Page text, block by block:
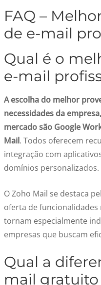
FAQ –
de e-mail
Qual é o
e-mail
A escolha do melhor
necessidades da
mercado são Google
Mail. Todos oferecem
integração com
domínios personalizados.
O Zoho Mail se destaca
oferta de funcionalidades
tornam especialmente
empresas que buscam
Qual a
mail gratuito